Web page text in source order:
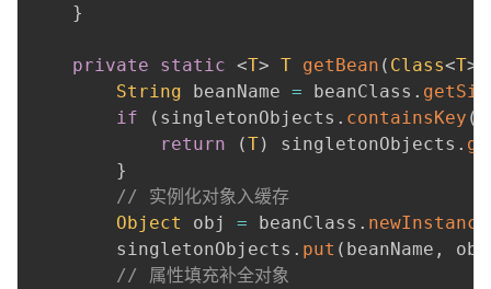
}
private static <T> T getBean ( Class<T>
String beanName = beanClass .
if
( singletonObjects . containsKey (
return
(T) singletonObjects .
}
// 实例化对象入缓存
Object
obj = beanClass . newInstance
        singletonObjects
. put ( beanName , obj
// 属性填充补全对象